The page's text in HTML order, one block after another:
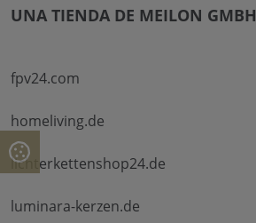
UNA TIENDA DE MEILON GMBH
fpv24.com
homeliving.de
lichterkettenshop24.de
luminara-kerzen.de